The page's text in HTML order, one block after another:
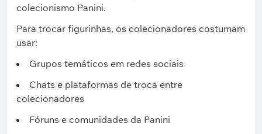
colecionismo Panini.
Para trocar figurinhas, os colecionadores costumam
usar:
Grupos temáticos em redes sociais
Chats e plataformas de troca entre
colecionadores
Fóruns e comunidades da Panini